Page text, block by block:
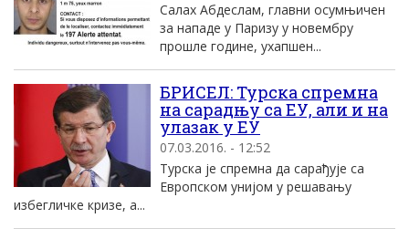
Салах Абдеслам, главни осумњичен
за нападе у Паризу у новембру
прошле године, ухапшен...
БРИСЕЛ: Турска спремна
на сарадњу са ЕУ, али и на
улазак у ЕУ
07.03.2016. - 12:52
Турска је спремна да сарађује са
Европском унијом у решавању
избегличке кризе, а...